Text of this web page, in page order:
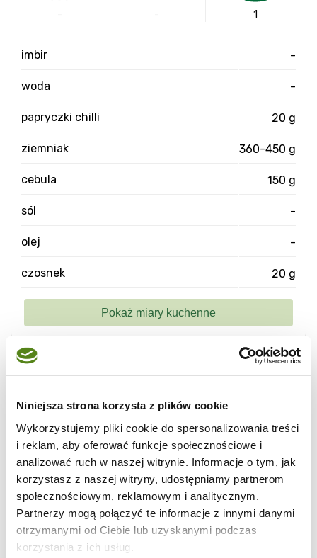
Niniejsza strona korzysta z plików cookie
Wykorzystujemy pliki cookie do spersonalizowania treści
i reklam, aby oferować funkcje społecznościowe i
analizować ruch w naszej witrynie. Informacje o tym, jak
korzystasz z naszej witryny, udostępniamy partnerom
społecznościowym, reklamowym i analitycznym.
Partnerzy mogą połączyć te informacje z innymi danymi
otrzymanymi od Ciebie lub uzyskanymi podczas
korzystania z ich usług.
To jest danie jednoosobowe i bardzo proste.
4-5 ziemniakówtrzeba pokroić w kostkę.
papryczkę chilli ,4 ząbki czosnku,małą
cebulę zmiksować na drobno w malakserze.
Do szerokiego garnka albo patelni wlaćoleju
zetrzećkawałek imbiru(obranego) i wrzucić
zmiksowana masę. Podsmażyć dokładnie, ale
nie spalić! Na to wrzucić pokrojone w kostkę
1
imbir -
woda -
papryczki chilli 20 g
ziemniak 360-450 g
cebula 150 g
sól -
olej -
czosnek 20 g